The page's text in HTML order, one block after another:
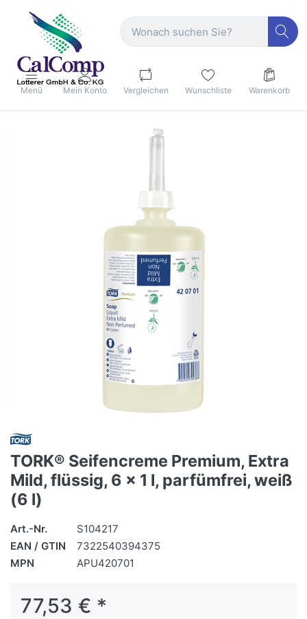
Menü Mein Konto Vergleichen Wunschliste Warenkorb
TORK® Seifencreme Premium, Extra
Mild, flüssig, 6 x 1 l, parfümfrei, weiß
(6 l)
Art.-Nr.
S104217
EAN / GTIN
7322540394375
MPN
APU420701
77,53 € *